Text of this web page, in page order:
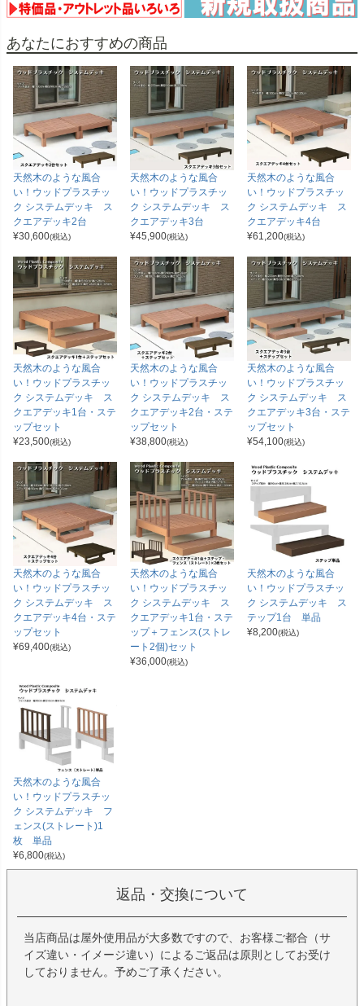
あなたにおすすめの商品
天然木のような風合
い！ウッドプラスチッ
ク システムデッキ ス
クエアデッキ2台
¥30,600(税込)
天然木のような風合
い！ウッドプラスチッ
ク システムデッキ ス
クエアデッキ3台
¥45,900(税込)
天然木のような風合
い！ウッドプラスチッ
ク システムデッキ ス
クエアデッキ4台
¥61,200(税込)
天然木のような風合
い！ウッドプラスチッ
ク システムデッキ ス
クエアデッキ1台・ステ
ップセット
¥23,500(税込)
天然木のような風合
い！ウッドプラスチッ
ク システムデッキ ス
クエアデッキ2台・ステ
ップセット
¥38,800(税込)
天然木のような風合
い！ウッドプラスチッ
ク システムデッキ ス
クエアデッキ3台・ステ
ップセット
¥54,100(税込)
天然木のような風合
い！ウッドプラスチッ
ク システムデッキ ス
クエアデッキ4台・ステ
ップセット
¥69,400(税込)
天然木のような風合
い！ウッドプラスチッ
ク システムデッキ ス
クエアデッキ1台・ステ
ップ＋フェンス(ストレ
ート2個)セット
¥36,000(税込)
天然木のような風合
い！ウッドプラスチッ
ク システムデッキ ス
テップ1台 単品
¥8,200(税込)
天然木のような風合
い！ウッドプラスチッ
ク システムデッキ フ
ェンス(ストレート)1
枚 単品
¥6,800(税込)
返品・交換について
当店商品は屋外使用品が大多数ですので、お客様ご都合（サ
イズ違い・イメージ違い）によるご返品は原則としてお受け
しておりません。予めご了承ください。